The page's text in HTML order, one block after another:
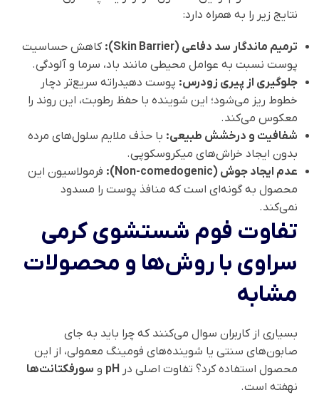
نتایج زیر را به همراه دارد:
ترمیم ماندگار سد دفاعی (Skin Barrier):
کاهش حساسیت
پوست نسبت به عوامل محیطی مانند باد، سرما و آلودگی.
جلوگیری از پیری زودرس: پوست دهیدراته سریع‌تر دچار
خطوط ریز می‌شود؛ این شوینده با حفظ رطوبت، این روند را
معکوس می‌کند.
شفافیت و درخشش طبیعی: با حذف ملایم سلول‌های مرده
بدون ایجاد خراش‌های میکروسکوپی.
عدم ایجاد جوش (Non-comedogenic):
فرمولاسیون این
محصول به گونه‌ای است که منافذ پوست را مسدود
نمی‌کند.
تفاوت فوم شستشوی کرمی
سراوی با روش‌ها و محصولات
مشابه
بسیاری از کاربران سوال می‌کنند که چرا باید به جای
صابون‌های سنتی یا شوینده‌های فومینگ معمولی، از این
محصول استفاده کرد؟ تفاوت اصلی در pH و سورفکتانت‌ها
نهفته است.